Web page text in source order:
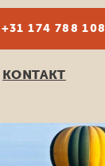
+31 174 788 108
KONTAKT